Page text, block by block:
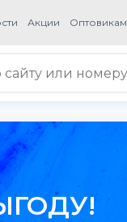
Акции Оптовикам